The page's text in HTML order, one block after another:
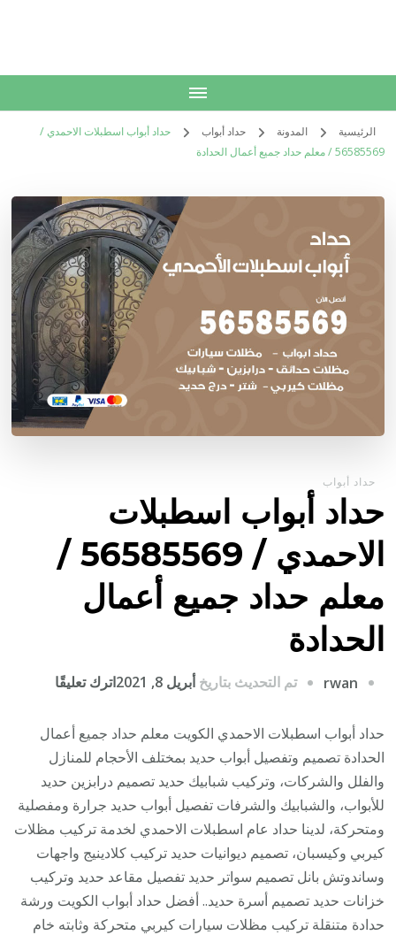
الرئيسية المدونة حداد أبواب
حداد أبواب اسطبلات الاحمدي /
56585569 / معلم حداد جميع أعمال الحدادة
حداد أبواب
حداد أبواب اسطبلات
الاحمدي / 56585569 /
معلم حداد جميع أعمال
الحدادة
rwan تم التحديث بتاريخأبريل 8, 2021 اترك تعليقًا
أبواب
الاحمدي
/
/
معلم
حداد
جميع
حداد أبواب اسطبلات الاحمدي الكويت معلم حداد جميع أعمال
الحدادة تصميم وتفصيل أبواب حديد بمختلف الأحجام للمنازل
والفلل والشركات، وتركيب شبابيك حديد تصميم درابزين حديد
للأبواب، والشبابيك والشرفات تفصيل أبواب حديد جرارة ومفصلية
ومتحركة، لدينا حداد عام اسطبلات الاحمدي لخدمة تركيب مظلات
كيربي وكيسبان، تصميم ديوانيات حديد تركيب كلادينيج واجهات
وساندوتش بانل تصميم سواتر حديد تفصيل مقاعد حديد وتركيب
خزانات حديد تصميم أسرة حديد.. أفضل حداد أبواب الكويت ورشة
حدادة متنقلة تركيب مظلات سيارات كيربي متحركة وثابته خام